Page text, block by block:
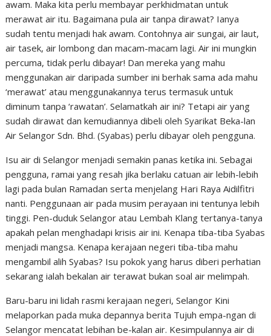
awam. Maka kita perlu membayar perkhidmatan untuk
merawat air itu. Bagaimana pula air tanpa dirawat? Ianya
sudah tentu menjadi hak awam. Contohnya air sungai, air laut,
air tasek, air lombong dan macam-macam lagi. Air ini mungkin
percuma, tidak perlu dibayar! Dan mereka yang mahu
menggunakan air daripada sumber ini berhak sama ada mahu
‘merawat’ atau menggunakannya terus termasuk untuk
diminum tanpa ‘rawatan’. Selamatkah air ini? Tetapi air yang
sudah dirawat dan kemudiannya dibeli oleh Syarikat Beka-lan
Air Selangor Sdn. Bhd. (Syabas) perlu dibayar oleh pengguna.
Isu air di Selangor menjadi semakin panas ketika ini. Sebagai
pengguna, ramai yang resah jika berlaku catuan air lebih-lebih
lagi pada bulan Ramadan serta menjelang Hari Raya Aidilfitri
nanti. Penggunaan air pada musim perayaan ini tentunya lebih
tinggi. Pen-duduk Selangor atau Lembah Klang tertanya-tanya
apakah pelan menghadapi krisis air ini. Kenapa tiba-tiba Syabas
menjadi mangsa. Kenapa kerajaan negeri tiba-tiba mahu
mengambil alih Syabas? Isu pokok yang harus diberi perhatian
sekarang ialah bekalan air terawat bukan soal air melimpah.
Baru-baru ini lidah rasmi kerajaan negeri, Selangor Kini
melaporkan pada muka depannya berita Tujuh empa-ngan di
Selangor mencatat lebihan be-kalan air. Kesimpulannya air di